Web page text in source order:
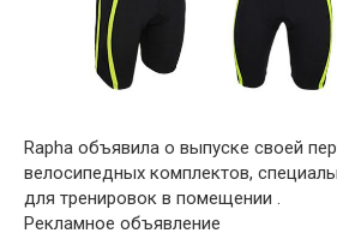
Rapha объявила о выпуске своей
велосипедных комплектов,
для тренировок в помещении .
Рекламное объявление